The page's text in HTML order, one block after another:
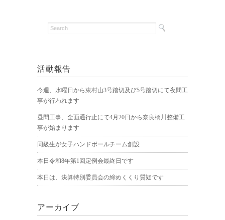
活動報告
今週、水曜日から東村山3号踏切及び5号踏切にて夜間工
事が行われます
昼間工事、全面通行止にて4月20日から奈良橋川整備工
事が始まります
同級生が女子ハンドボールチーム創設
本日令和8年第1回定例会最終日です
本日は、決算特別委員会の締めくくり質疑です
アーカイブ